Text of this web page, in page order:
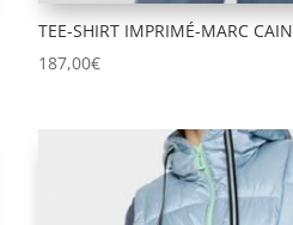
TEE-SHIRT IMPRIMÉ-MARC CAIN
187,00€